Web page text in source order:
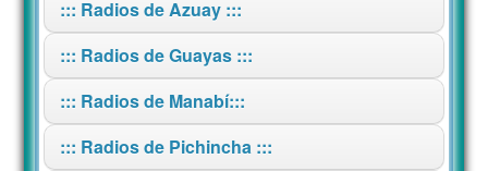
::: Radios de Azuay :::
::: Radios de Guayas :::
::: Radios de Manabí:::
::: Radios de Pichincha :::